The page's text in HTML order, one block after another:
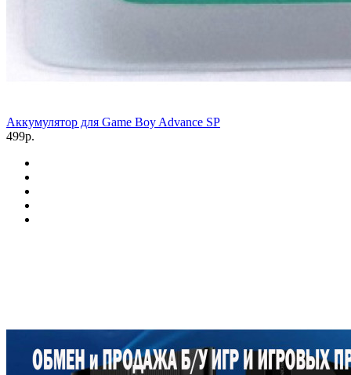
Аккумулятор для Game Boy Advance SP
499р.